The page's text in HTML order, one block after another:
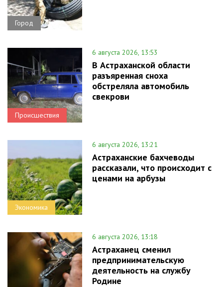
Город
Происшествия
6 августа 2026, 13:53
В Астраханской области
разъяренная сноха
обстреляла автомобиль
свекрови
Экономика
6 августа 2026, 13:21
Астраханские бахчеводы
рассказали, что происходит с
ценами на арбузы
6 августа 2026, 13:18
Астраханец сменил
предпринимательскую
деятельность на службу
Родине